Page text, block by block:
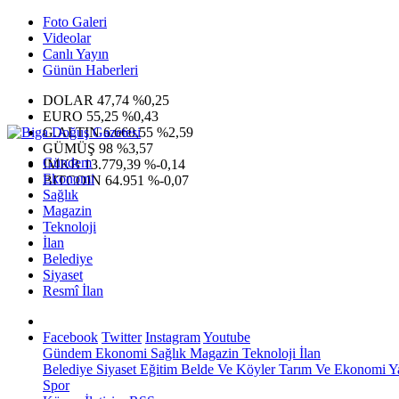
Foto Galeri
Videolar
Canlı Yayın
Günün Haberleri
DOLAR 47,74 %0,25
EURO 55,25 %0,43
G.ALTIN6.660,55 %2,59
GÜMÜŞ 98 %3,57
IMKB13.779,39 %-0,14
BITCOIN 64.951 %-0,07
Gündem
Ekonomi
Sağlık
Magazin
Teknoloji
İlan
Belediye
Siyaset
Resmî İlan
Facebook Twitter InstagramYoutube
Gündem Ekonomi Sağlık Magazin Teknoloji İlan
Belediye Siyaset Eğitim Belde Ve KöylerTarım Ve Ekonomi
Spor